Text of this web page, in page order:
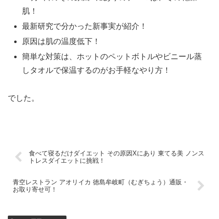
肌！
最新研究で分かった新事実が紹介！
原因は肌の温度低下！
簡単な対策は、ホットのペットボトルやビニール蒸
しタオルで保温するのがお手軽なやり方！
でした。
食べて寝るだけダイエット その原因Xにあり 東てる美 ノンス
トレスダイエットに挑戦！
青空レストラン アオリイカ 徳島牟岐町（むぎちょう）通販・
お取り寄せ可！